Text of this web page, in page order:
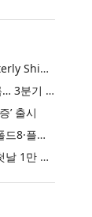
L&F Achieves Record-High Quarterly Shipments, Begins LFP Supply for North American ESS in Q3 Advancing its Two-Track NCM and LFP Growth Strategy
엘앤에프, 분기 최대 출하 실적 기록… 3분기 북미 ESS향 LFP 공급 착수 NCM+LFP ‘2-Track’ 성장 전략 실현
’ 출시
삼성전자, ‘갤럭시 Z 폴드8 울트라·폴드8·플립8’과 ‘갤럭시 워치 울트라2·워치9’ 국내 공식 출시
현대자동차 ‘디 올 뉴 아반떼’ 계약 첫날 1만 대 돌파